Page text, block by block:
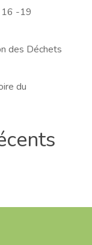
16 -19
des Déchets
du